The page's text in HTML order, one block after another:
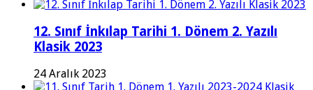
12. Sınıf İnkılap Tarihi 1. Dönem 2. Yazılı
Klasik 2023
24 Aralık 2023